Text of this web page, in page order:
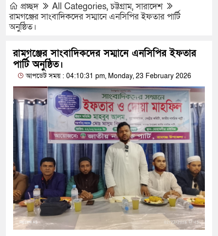
প্রচ্ছদ All Categories,চট্টগ্রাম,সারাদেশ
রামগঞ্জের সাংবাদিকদের সম্মানে এনসিপির ইফতার পার্টি
অনুষ্ঠিত।
রামগঞ্জের সাংবাদিকদের সম্মানে এনসিপির ইফতার
পার্টি অনুষ্ঠিত।
আপডেট সময় : 04:10:31 pm, Monday, 23 February 2026